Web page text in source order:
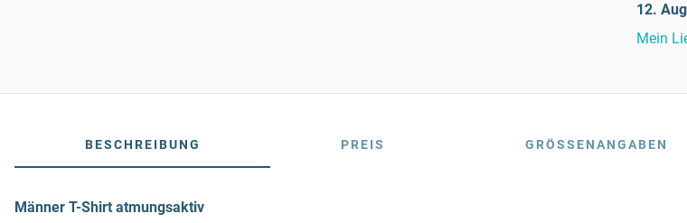
12.
Mein
BESCHREIBUNG PREIS GRÖSSENANGABEN
Männer T-Shirt atmungsaktiv